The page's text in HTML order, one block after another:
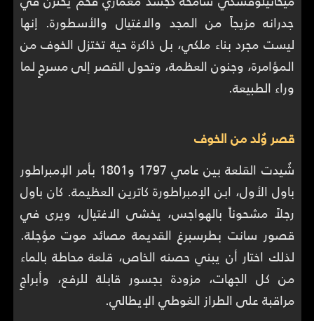
جدرانه مزيجاً من المجد والاغتيال والأسطورة. إنها
ليست مجرد بناء ملكي، بل ذاكرة حية تختزل الخوف من
المؤامرة، وجنون العظمة، وتحول القصر إلى مسرحٍ لما
وراء الطبيعة.
قصر وُلد من الخوف
شُيدت القلعة بين عامي 1797 و1801 بأمر الإمبراطور
باول الأول، ابن الإمبراطورة كاترين العظيمة. كان باول
رجلاً مشحوناً بالهواجس، يخشى الاغتيال، ويرى في
قصور سانت بطرسبرغ القديمة مصائد موت مؤجلة.
لذلك اختار أن يبني حصنه الخاص، قلعة محاطة بالماء
من كل الجهات، مزودة بجسور قابلة للرفع، وأبراجٍ
مراقبة على الطراز الغوطي الإيطالي.